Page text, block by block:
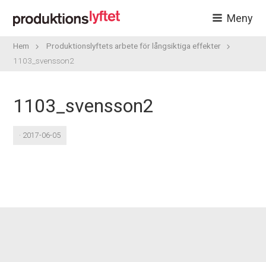
Meny
Hem
Produktionslyftets arbete för långsiktiga effekter
1103_svensson2
1103_svensson2
· 2017-06-05